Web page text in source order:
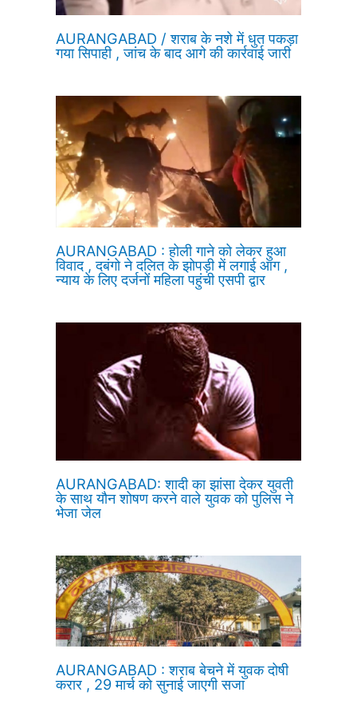
AURANGABAD / शराब के नशे में धुत पकड़ा
गया सिपाही , जांच के बाद आगे की कार्रवाई जारी
AURANGABAD : होली गाने को लेकर हुआ
विवाद , दबंगो ने दलित के झोपड़ी में लगाई आग ,
न्याय के लिए दर्जनों महिला पहुंची एसपी द्वार
AURANGABAD: शादी का झांसा देकर युवती
के साथ यौन शोषण करने वाले युवक को पुलिस ने
भेजा जेल
AURANGABAD : शराब बेचने में युवक दोषी
करार , 29 मार्च को सुनाई जाएगी सजा